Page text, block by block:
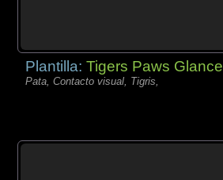
Plantilla:Tigers Paws Glance
Pata, Contacto visual, Tigris,